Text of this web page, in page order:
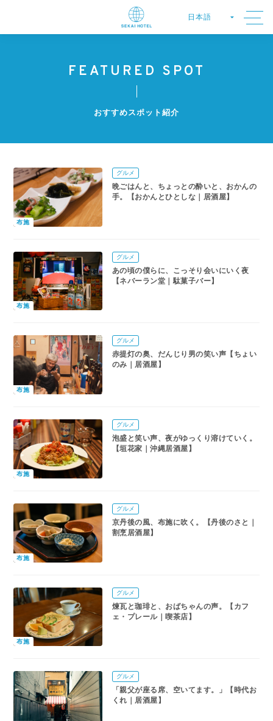
FEATURED SPOT
おすすめスポット紹介
布施
グルメ
晩ごはんと、ちょっとの酔いと、おかんの
手。【おかんとひとしな｜居酒屋】
布施
グルメ
あの頃の僕らに、こっそり会いにいく夜
【ネバーラン堂｜駄菓子バー】
布施
グルメ
赤提灯の奥、だんじり男の笑い声【ちょい
のみ｜居酒屋】
布施
グルメ
泡盛と笑い声、夜がゆっくり溶けていく。
【垣花家｜沖縄居酒屋】
布施
グルメ
京丹後の風、布施に吹く。【丹後のさと｜
割烹居酒屋】
布施
グルメ
煉瓦と珈琲と、おばちゃんの声。【カフ
ェ・プレール｜喫茶店】
グルメ
「親父が座る席、空いてます。」【時代お
くれ｜居酒屋】